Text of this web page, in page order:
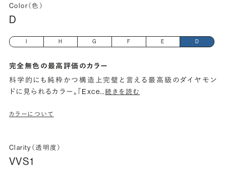
Color（色）
D
H G F E D
完全無色の最高評価のカラー
科学的にも純粋かつ構造上完璧と言える最高級のダイヤモン
ドに見られるカラー。「Exce…続きを読む
カラーについて
Clarity（透明度）
VVS1